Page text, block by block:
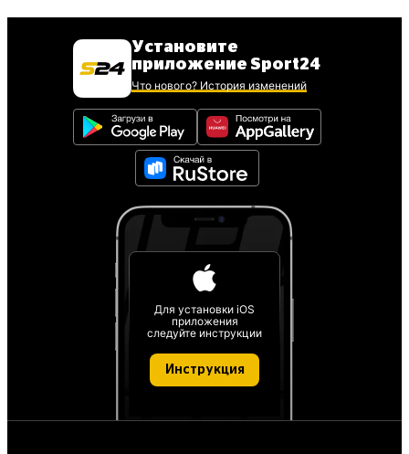
Установите
приложение Sport24
Что нового? История изменений
Для установки iOS
приложения
следуйте инструкции
Инструкция